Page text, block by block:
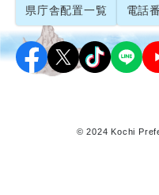
県庁舎配置一覧 電話
© 2024 Kochi